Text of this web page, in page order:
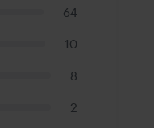
64
10
8
2